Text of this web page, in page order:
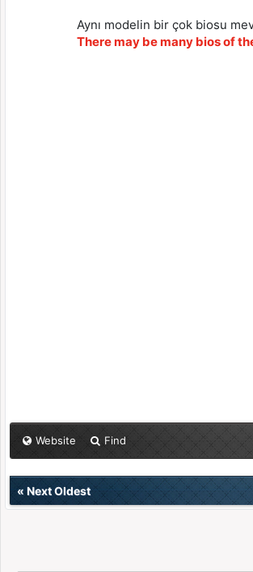
Aynı modelin bir çok biosu
There may be many bios of
Website Find
« Next Oldest